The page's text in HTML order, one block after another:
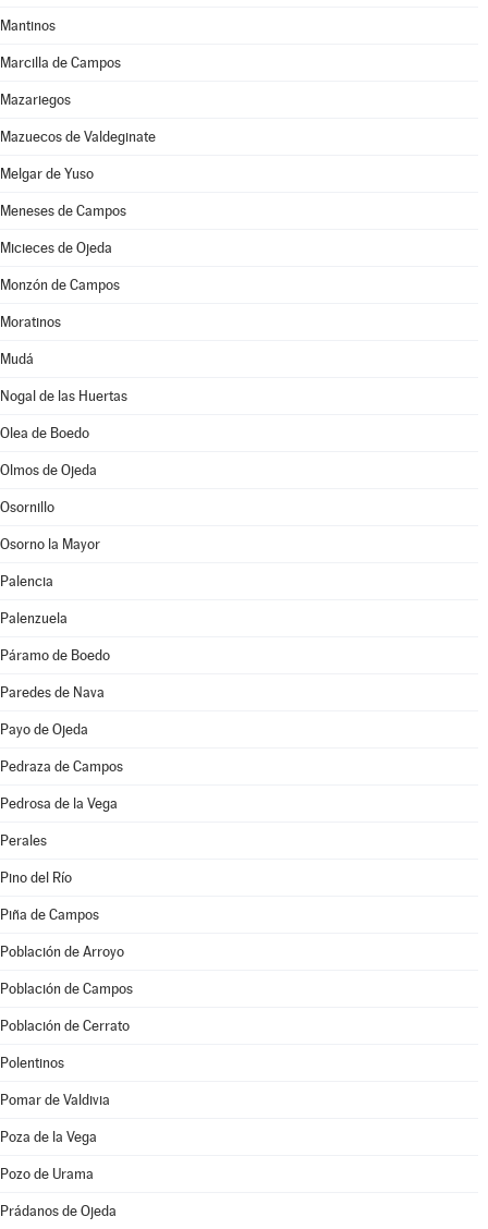
Mantinos
Marcilla de Campos
Mazariegos
Mazuecos de Valdeginate
Melgar de Yuso
Meneses de Campos
Micieces de Ojeda
Monzón de Campos
Moratinos
Mudá
Nogal de las Huertas
Olea de Boedo
Olmos de Ojeda
Osornillo
Osorno la Mayor
Palencia
Palenzuela
Páramo de Boedo
Paredes de Nava
Payo de Ojeda
Pedraza de Campos
Pedrosa de la Vega
Perales
Pino del Río
Piña de Campos
Población de Arroyo
Población de Campos
Población de Cerrato
Polentinos
Pomar de Valdivia
Poza de la Vega
Pozo de Urama
Prádanos de Ojeda